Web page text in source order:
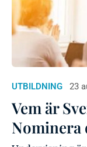
UTBILDNING 23
Vem är